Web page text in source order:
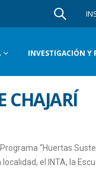
INVESTIGACIÓN Y
CHAJARÍ
“Huertas
el INTA, la